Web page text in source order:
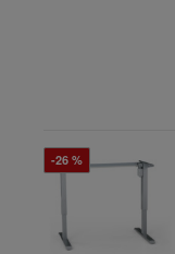
-26 %